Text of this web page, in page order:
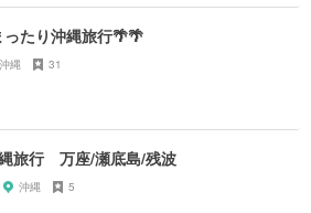
たり沖縄旅行🌴🌴
沖縄 31
旅行 万座/瀬底島/残波
沖縄 5